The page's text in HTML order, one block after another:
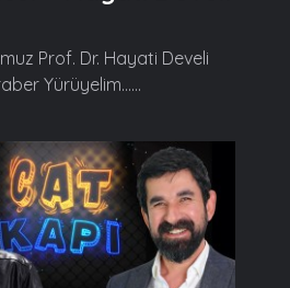
Prof. Dr. Hayati Develi
Yürüyelim......